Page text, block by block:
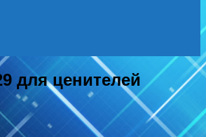
для ценителей